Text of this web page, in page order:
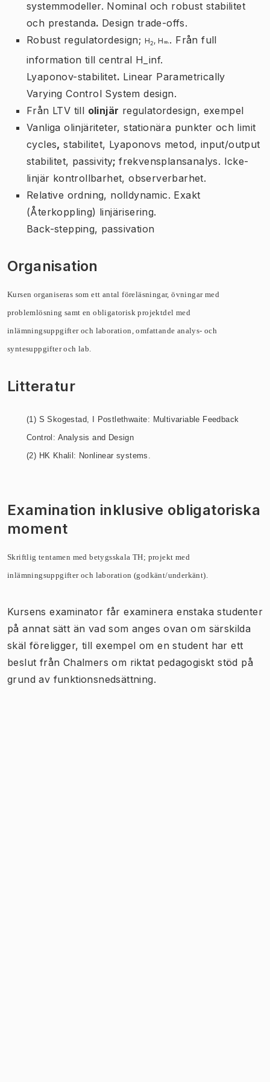
systemmodeller. Nominal och robust stabilitet
och prestanda. Design trade-offs.
Robust regulatordesign; H2,H∞.. Från full
information till central H_inf.
Lyaponov-stabilitet. Linear Parametrically
Varying Control System design.
Från LTV till olinjär regulatordesign, exempel
Vanliga olinjäriteter, stationära punkter och limit
cycles, stabilitet, Lyaponovs metod, input/output
stabilitet, passivity; frekvensplansanalys. Icke-
linjär kontrollbarhet, observerbarhet.
Relative ordning, nolldynamic. Exakt
(Återkoppling) linjärisering.
Back-stepping, passivation
Organisation
Kursen organiseras som ett antal föreläsningar, övningar med
problemlösning samt enobligatorisk projektdel med
inlämningsuppgifter och laboration, omfattande analys- och
syntesuppgifter och lab.
Litteratur
(1) S Skogestad, I Postlethwaite: Multivariable Feedback
Control: Analysisand Design
(2) HK Khalil: Nonlinear systems.
Examination inklusive obligatoriska
moment
Skriftlig tentamen med betygsskala TH; projekt med
inlämningsuppgifter och laboration (godkänt/underkänt).
Kursens examinator får examinera enstaka studenter
på annat sätt än vad som anges ovan om särskilda
skäl föreligger, till exempel om en student har ett
beslut från Chalmers om riktat pedagogiskt stöd på
grund av funktionsnedsättning.